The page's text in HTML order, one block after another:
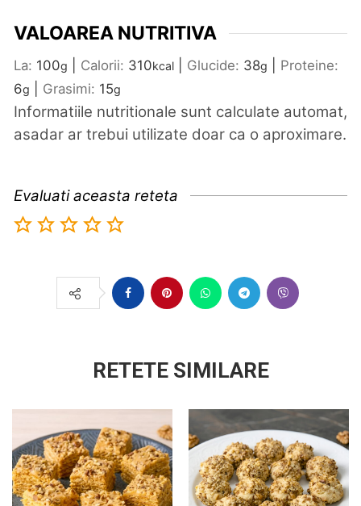
VALOAREA NUTRITIVA
La: 100g Calorii: 310kcal Glucide: 38g
Proteine:
6g Grasimi: 15g
Informatiile nutritionale sunt calculate automat,
asadar ar trebui utilizate doar ca o aproximare.
Evaluati aceasta reteta
RETETE SIMILARE